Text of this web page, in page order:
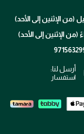
أرسل لنا:
استفسار